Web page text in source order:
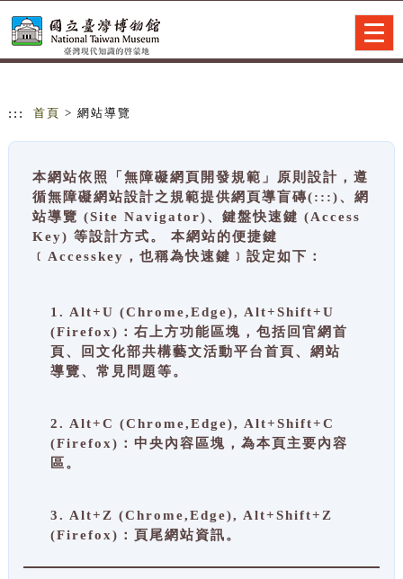
::: 首頁 > 網站導覽
本網站依照「無障礙網頁開發規範」原則設計，遵
循無障礙網站設計之規範提供網頁導盲磚(:::)、網
站導覽 (Site Navigator)、鍵盤快速鍵 (Access
Key) 等設計方式。 本網站的便捷鍵
﹝Accesskey，也稱為快速鍵﹞設定如下：
1. Alt+U (Chrome,Edge), Alt+Shift+U
(Firefox)：右上方功能區塊，包括回官網首
頁、回文化部共構藝文活動平台首頁、網站
導覽、常見問題等。
2. Alt+C (Chrome,Edge), Alt+Shift+C
(Firefox)：中央內容區塊，為本頁主要內容
區。
3. Alt+Z (Chrome,Edge), Alt+Shift+Z
(Firefox)：頁尾網站資訊。